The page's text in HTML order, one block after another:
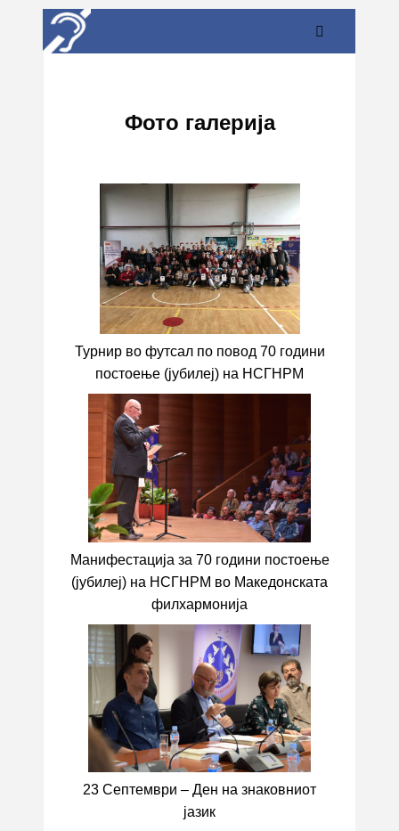
Фото галерија
Турнир во футсал по повод 70 години
постоење (јубилеј) на НСГНРМ
Манифестација за 70 години постоење
(јубилеј) на НСГНРМ во Македонската
филхармонија
23 Септември – Ден на знаковниот
јазик